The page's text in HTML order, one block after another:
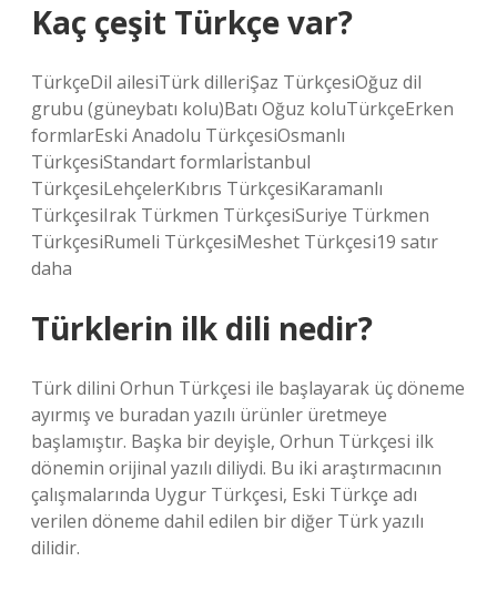
Kaç çeşit Türkçe var?
TürkçeDil ailesiTürk dilleriŞaz TürkçesiOğuz dil
grubu (güneybatı kolu)Batı Oğuz koluTürkçeErken
formlarEski Anadolu TürkçesiOsmanlı
TürkçesiStandart formlarİstanbul
TürkçesiLehçelerKıbrıs TürkçesiKaramanlı
TürkçesiIrak Türkmen TürkçesiSuriye Türkmen
TürkçesiRumeli TürkçesiMeshet Türkçesi19 satır
daha
Türklerin ilk dili nedir?
Türk dilini Orhun Türkçesi ile başlayarak üç döneme
ayırmış ve buradan yazılı ürünler üretmeye
başlamıştır. Başka bir deyişle, Orhun Türkçesi ilk
dönemin orijinal yazılı diliydi. Bu iki araştırmacının
çalışmalarında Uygur Türkçesi, Eski Türkçe adı
verilen döneme dahil edilen bir diğer Türk yazılı
dilidir.